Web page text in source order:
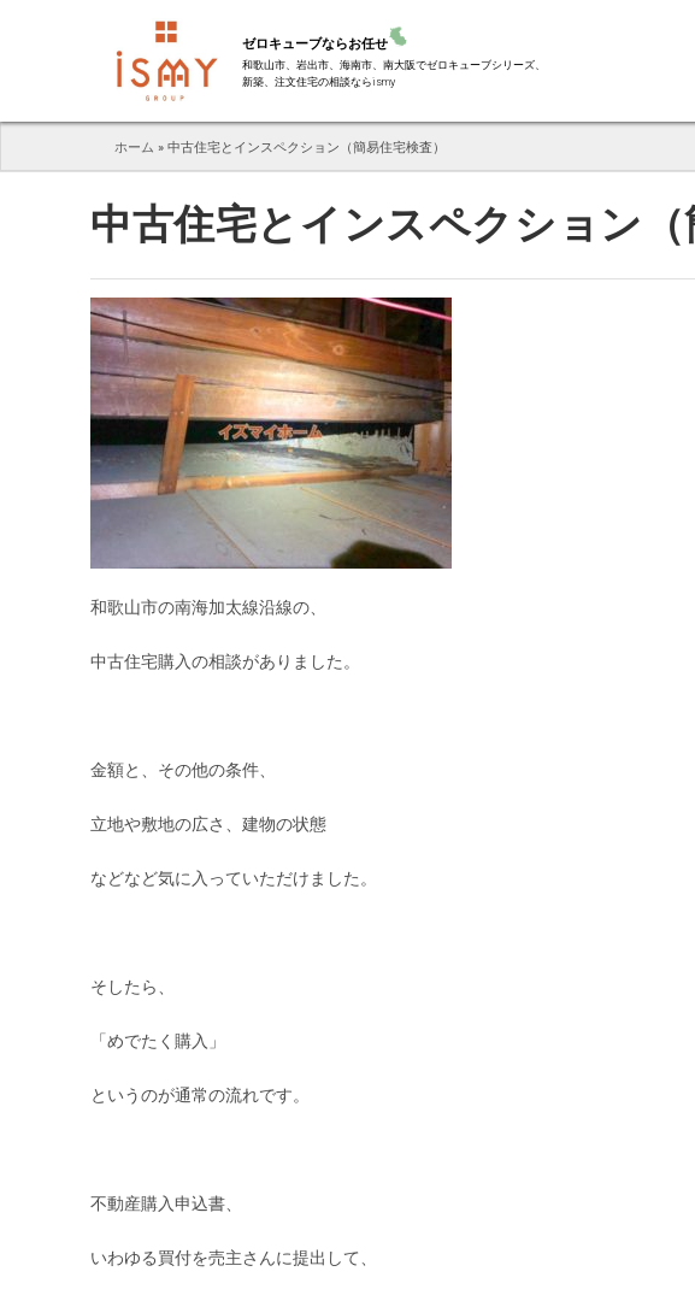
ゼロキューブならお任せ
和歌山市、岩出市、海南市、南大阪でゼロキューブシリーズ、
新築、注文住宅の相談ならismy
ホーム » 中古住宅とインスペクション（簡易住宅検査）
中古住宅とインスペクション（
和歌山市の南海加太線沿線の、
中古住宅購入の相談がありました。
金額と、その他の条件、
立地や敷地の広さ、建物の状態
などなど気に入っていただけました。
そしたら、
「めでたく購入」
というのが通常の流れです。
不動産購入申込書、
いわゆる買付を売主さんに提出して、